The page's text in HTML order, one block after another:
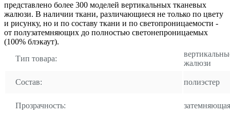
представлено более 300 моделей вертикальных тканевых
жалюзи. В наличии ткани, различающиеся не только по цвету
и рисунку, но и по составу ткани и по светопроницаемости -
от полузатемняющих до полностью светонепроницаемых
(100% блэкаут).
Тип товара:
жалюзи
Состав: полиэстер
Прозрачность: затемняющая